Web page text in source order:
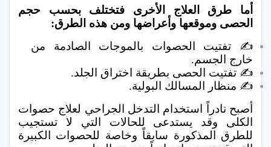
أما طرق العلاج الأخرى فتختلف بحسب حجم
الحصى وموقعها وأعراضها ومن هذه الطرق:
✍ تفتيت الحصوات بالموجات الصادمة من
خارج الجسم.
✍ تفتيت الحصى بطريقة اختراق الجلد.
✍ منظار المسالك البولية.
أصبح نادراً استخدام التدخل الجراحي لعلاج حصوات
الكلى وقد يستدعى للحالات التي لا تستجيب
للطرق المذكورة سابقاً وخاصة للحصوات الكبيرة